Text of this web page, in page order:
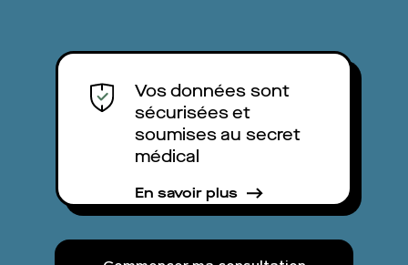
Vos données sont
sécurisées et
soumises au secret
médical
En savoir plus